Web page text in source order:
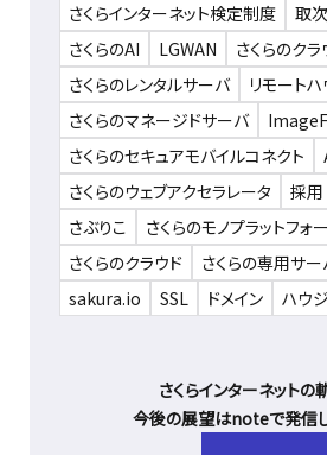
さくらインターネット検定制度 取
さくらのAI
LGWAN
さくらのク
さくらのレンタルサーバ
リモート
さくらのマネージドサーバ
さくらのセキュアモバイルコネクト
さくらのウェブアクセラレータ
採用
さぶりこ
さくらのモノプラットフォ
さくらのクラウド
さくらの専用サー
sakura.io
SSL ドメイン ハウ
さくらインターネットの
今後の展望はnoteで発信し